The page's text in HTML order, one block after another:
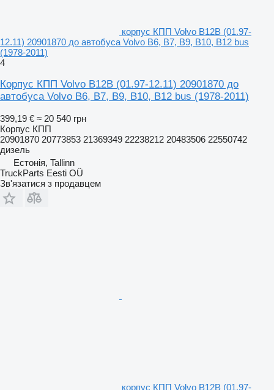
корпус КПП Volvo B12B (01.97-
12.11) 20901870 до автобуса Volvo B6, B7, B9, B10, B12 bus
(1978-2011)
4
Корпус КПП Volvo B12B (01.97-12.11) 20901870 до
автобуса Volvo B6, B7, B9, B10, B12 bus (1978-2011)
399,19 € ≈ 20 540 грн
Корпус КПП
20901870 20773853 21369349 22238212 20483506 22550742
дизель
Естонія, Tallinn
TruckParts Eesti OÜ
Зв'язатися з продавцем
корпус КПП Volvo B12B (01.97-